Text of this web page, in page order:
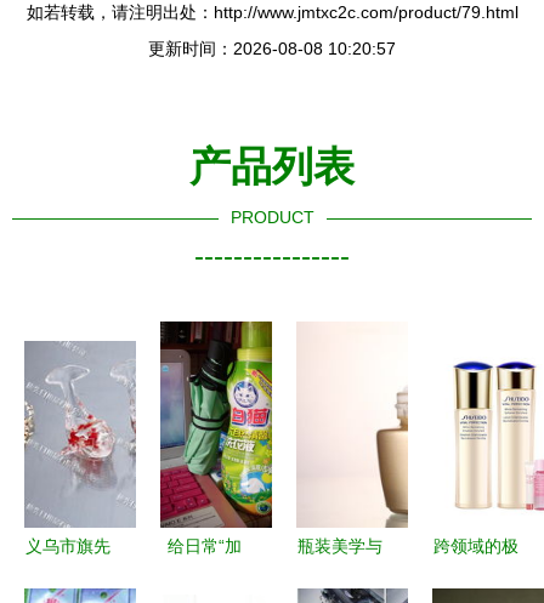
如若转载，请注明出处：http://www.jmtxc2c.com/product/79.html
更新时间：2026-08-08 10:20:57
产品列表
PRODUCT
----------------
义乌市旗先
给日常“加
瓶装美学与
跨领域的极